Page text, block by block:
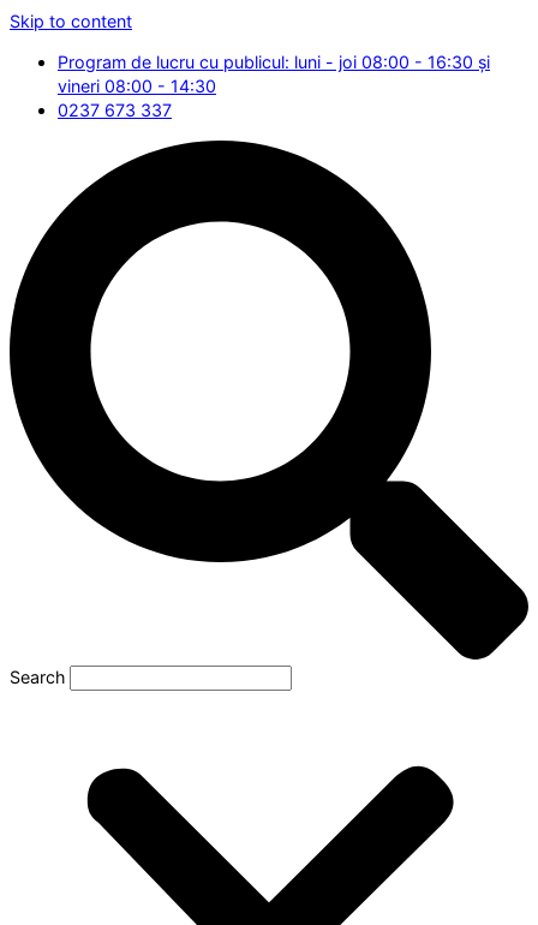
Skip to content
Program de lucru cu publicul: luni - joi 08:00 - 16:30 și
vineri 08:00 - 14:30
0237 673 337
Search